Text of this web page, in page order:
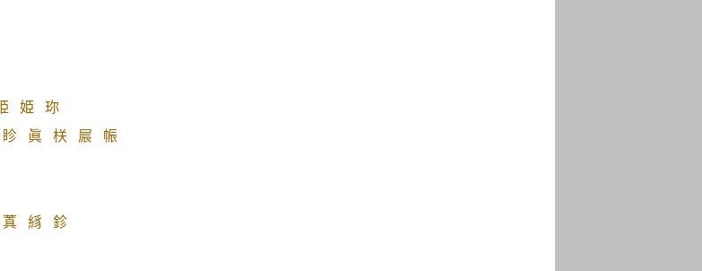
姫
珎
眕 眞 栚 屒
帪
蒖 絼
鉁